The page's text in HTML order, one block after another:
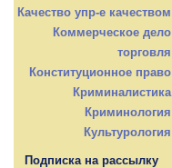
Качество упр-е качеством
Коммерческое дело
торговля
Конституционное право
Криминалистика
Криминология
Культурология
Подписка на рассылку